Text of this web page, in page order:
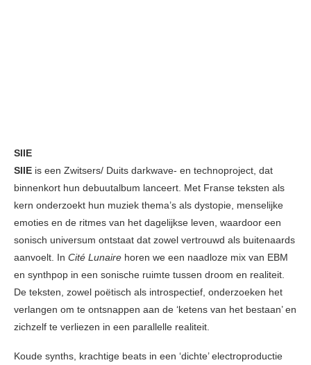
SIIE
SIIE is een Zwitsers/ Duits darkwave- en technoproject, dat
binnenkort hun debuutalbum lanceert. Met Franse teksten als
kern onderzoekt hun muziek thema’s als dystopie, menselijke
emoties en de ritmes van het dagelijkse leven, waardoor een
sonisch universum ontstaat dat zowel vertrouwd als buitenaards
aanvoelt. In Cité Lunaire horen we een naadloze mix van EBM
en synthpop in een ​​sonische ruimte tussen droom en realiteit.
De teksten, zowel poëtisch als introspectief, onderzoeken het
verlangen om te ontsnappen aan de ‘ketens van het bestaan’ en
zichzelf te verliezen in een parallelle realiteit.
Koude synths, krachtige beats in een ‘dichte’ electroproductie